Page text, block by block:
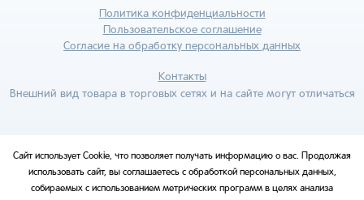
Политика конфиденциальности
Пользовательское соглашение
Согласие на обработку персональных данных
Контакты
Внешний вид товара в торговых сетях и на сайте могут отличаться
Сайт использует Cookie, что позволяет получать информацию о вас. Продолжая
использовать сайт, вы соглашаетесь с обработкой персональных данных,
собираемых с использованием метрических программ в целях анализа